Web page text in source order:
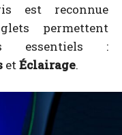
est reconnue
permettent
essentiels :
etÉclairage.